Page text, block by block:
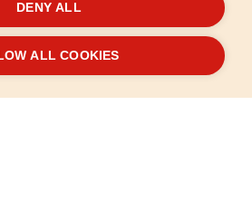
- Minden jog fenntartva
FEO
DENY ALL
ALL COOKIES